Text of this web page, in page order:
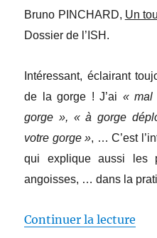
Bruno PINCHARD, Un
Dossier de l’ISH.
Intéressant, éclairant
de la gorge ! J’ai « mal
gorge », « à gorge
votre gorge », … C’est
qui explique aussi les
angoisses, … dans la
Continuer la lecture